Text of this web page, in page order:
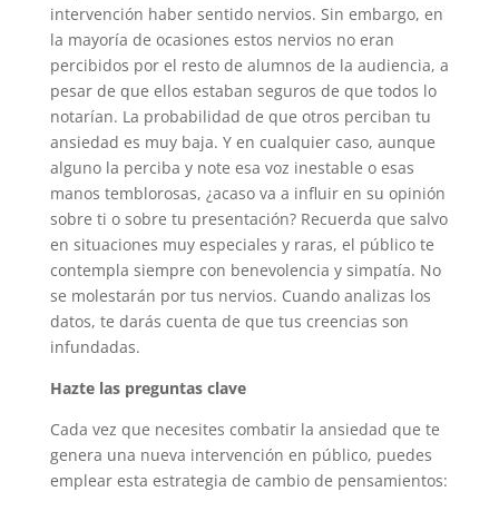
intervención haber sentido nervios. Sin embargo, en
la mayoría de ocasiones estos nervios no eran
percibidos por el resto de alumnos de la audiencia, a
pesar de que ellos estaban seguros de que todos lo
notarían. La probabilidad de que otros perciban tu
ansiedad es muy baja. Y en cualquier caso, aunque
alguno la perciba y note esa voz inestable o esas
manos temblorosas, ¿acaso va a influir en su opinión
sobre ti o sobre tu presentación? Recuerda que salvo
en situaciones muy especiales y raras, el público te
contempla siempre con benevolencia y simpatía. No
se molestarán por tus nervios. Cuando analizas los
datos, te darás cuenta de que tus creencias son
infundadas.
Hazte las preguntas clave
Cada vez que necesites combatir la ansiedad que te
genera una nueva intervención en público, puedes
emplear esta estrategia de cambio de pensamientos: